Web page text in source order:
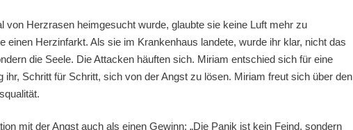
von Herzrasen heimgesucht wurde, glaubte sie keine Luft mehr zu
einen Herzinfarkt. Als sie im Krankenhaus landete, wurde ihr klar, nicht das
die Seele. Die Attacken häuften sich. Miriam entschied sich für eine
ihr, Schritt für Schritt, sich von der Angst zu lösen. Miriam freut sich über den
mit der Angst auch als einen Gewinn: „Die Panik ist kein Feind, sondern